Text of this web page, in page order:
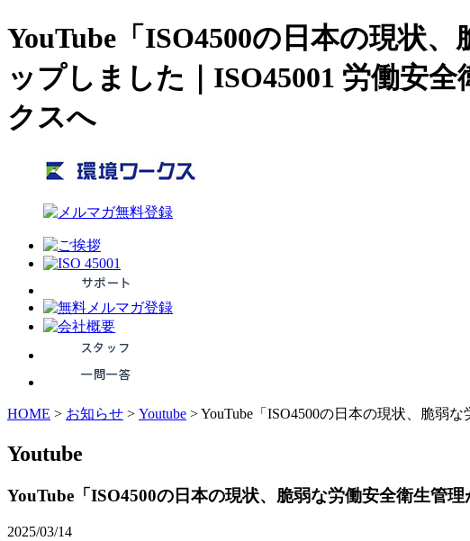
YouTube「ISO4500の日本の現状
ップしました｜ISO45001 労働安
クスへ
HOME > お知らせ > Youtube >YouTube「ISO4500の日本の現状、脆弱
Youtube
YouTube「ISO4500の日本の現状、脆弱な労働安全衛生管
2025/03/14